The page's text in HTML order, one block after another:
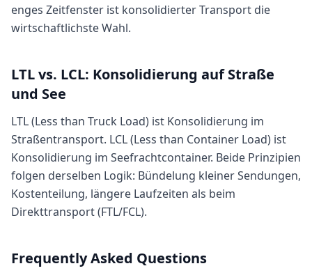
enges Zeitfenster ist konsolidierter Transport die
wirtschaftlichste Wahl.
LTL vs. LCL: Konsolidierung auf Straße
und See
LTL (Less than Truck Load) ist Konsolidierung im
Straßentransport. LCL (Less than Container Load) ist
Konsolidierung im Seefrachtcontainer. Beide Prinzipien
folgen derselben Logik: Bündelung kleiner Sendungen,
Kostenteilung, längere Laufzeiten als beim
Direkttransport (FTL/FCL).
Frequently Asked Questions